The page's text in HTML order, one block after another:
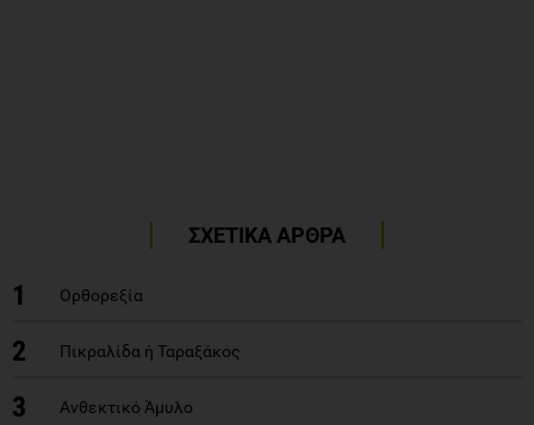
ΣΧΕΤΙΚΑ ΑΡΘΡΑ
1 Ορθορεξία
2 Πικραλίδα ή Ταραξάκος
3 Ανθεκτικό Άμυλο